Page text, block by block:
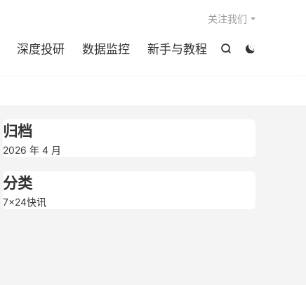


深度投研 数据监控 新手与教程
关注我们
归档
2026 年 4 月
分类
7×24快讯